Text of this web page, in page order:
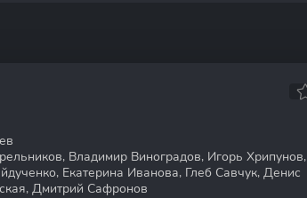
Владимир Виноградов, Игорь Хрипунов,
Екатерина Иванова, Глеб Савчук, Денис
Дмитрий Сафронов